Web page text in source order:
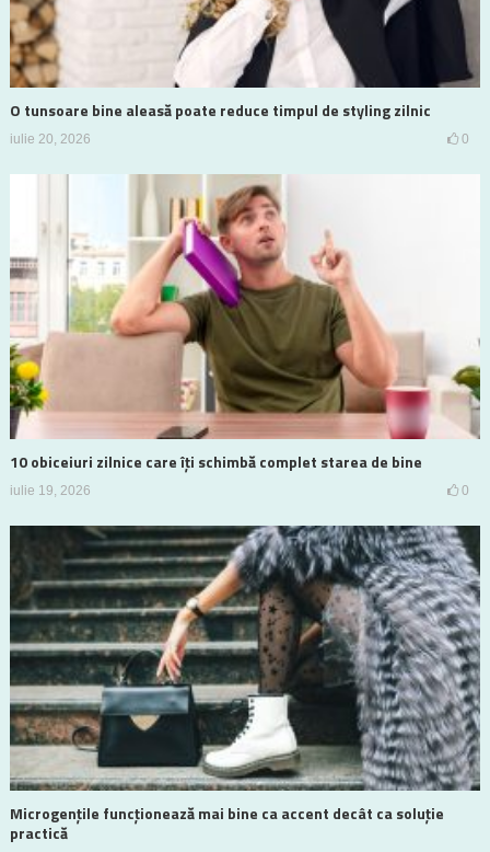
O tunsoare bine aleasă poate reduce timpul de styling zilnic
iulie 20, 2026 0
10 obiceiuri zilnice care îți schimbă complet starea de bine
iulie 19, 2026 0
Microgențile funcționează mai bine ca accent decât ca soluție
practică